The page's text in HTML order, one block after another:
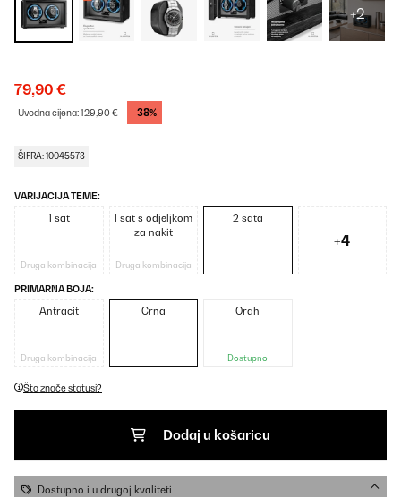
+2
79,90 €
Uvodna cijena:129,90 € -38%
ŠIFRA: 10045573
VARIJACIJA TEME:
1 sat
Druga kombinacija
1 sat s odjeljkom
za nakit
Druga kombinacija
2 sata
+4
PRIMARNA BOJA:
Antracit
Druga kombinacija
Crna Orah
Dostupno
Što znače statusi?
Dodaj u košaricu
Dostupno i u drugoj kvaliteti